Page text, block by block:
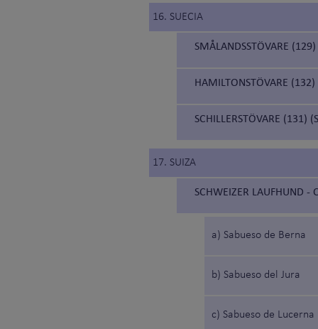
16. SUECIA
SMÅLANDSSTÖVARE
HAMILTONSTÖVARE
SCHILLERSTÖVARE (131)
17. SUIZA
SCHWEIZER LAUFHUND -
a) Sabueso de Berna
b) Sabueso del Jura
c) Sabueso de Lucerna